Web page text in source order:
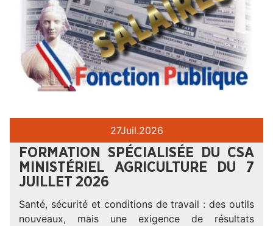
27Juil.2026
FORMATION SPÉCIALISÉE DU CSA
MINISTÉRIEL AGRICULTURE DU 7
JUILLET 2026
Santé, sécurité et conditions de travail : des outils
nouveaux, mais une exigence de résultats